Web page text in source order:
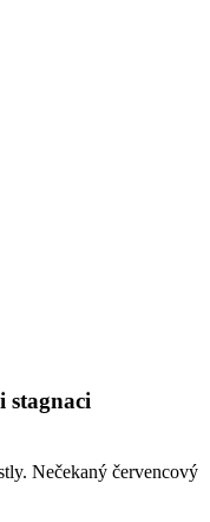
stagnaci
Nečekaný červencový